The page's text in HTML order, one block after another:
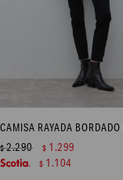
$2.290 $ 1.299
$ 1.104